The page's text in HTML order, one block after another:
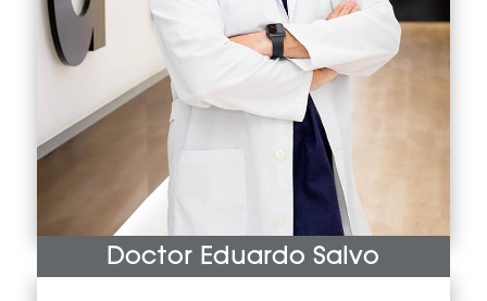
Doctor Eduardo Salvo